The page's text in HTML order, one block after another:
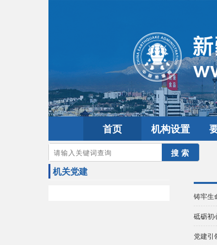
首页 机构设置
您的当前位置：首页>党建园地
机关党建
铸牢生
党建引